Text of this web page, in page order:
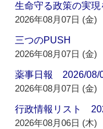
生命守る政策の実現
2026年08月07日 (金)
三つのPUSH
2026年08月07日 (金)
薬事日報 2026/08/
2026年08月07日 (金)
行政情報リスト
2026年08月06日 (木)